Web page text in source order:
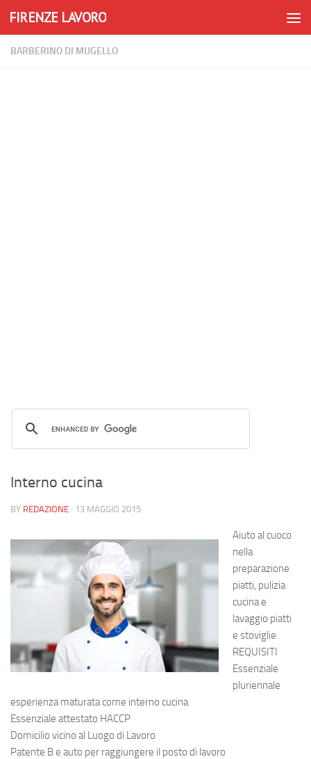
Skip to content
FIRENZE LAVORO
BARBERINO DI MUGELLO
Interno cucina
BY REDAZIONE · 13 MAGGIO 2015
Aiuto al cuoco
nella
preparazione
piatti, pulizia
cucina e
lavaggio piatti
e stoviglie
REQUISITI
Essenziale
pluriennale
esperienza maturata come interno cucina
Essenziale attestato HACCP
Domicilio vicino al Luogo di Lavoro
Patente B e auto per raggiungere il posto di lavoro